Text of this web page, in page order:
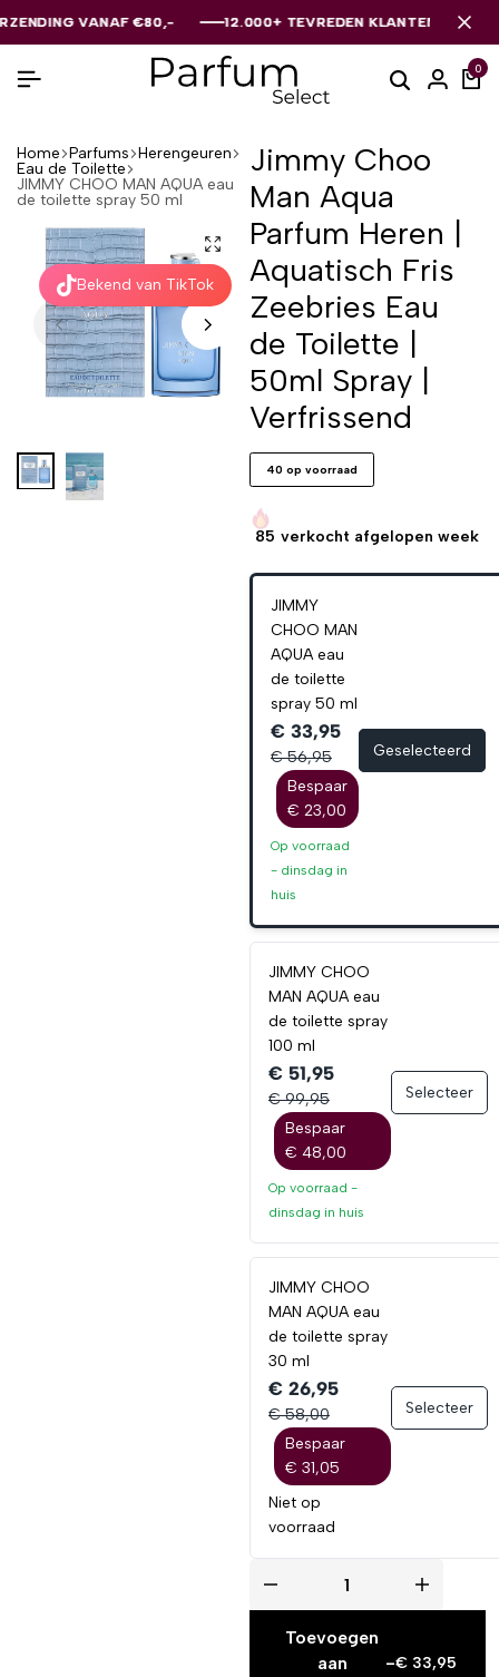
VANAF €80,- 12.000+ TEVREDEN KLANTEN
VANAF €80,- 12.000+ TEVREDEN KLANTEN
VANAF €80,- 12.000+ TEVREDEN KLANTEN
0
Home Parfums Herengeuren
Eau de Toilette
JIMMY CHOO MAN AQUA eau
de toilette spray 50 ml
Bekend van TikTok
Jimmy Choo
Man Aqua
Parfum Heren |
Aquatisch Fris
Zeebries Eau
de Toilette |
50ml Spray |
Verfrissend
40 op voorraad
85 verkocht afgelopen week
JIMMY
CHOO MAN
AQUA eau
de toilette
spray 50 ml
€ 33,95
€ 56,95
Bespaar
€ 23,00
Op voorraad
- dinsdag in
huis
Geselecteerd
JIMMY CHOO
MAN AQUA eau
de toilette spray
100 ml
€ 51,95
€ 99,95
Bespaar
€ 48,00
Op voorraad -
dinsdag in huis
Selecteer
JIMMY CHOO
MAN AQUA eau
de toilette spray
30 ml
€ 26,95
€ 58,00
Bespaar
€ 31,05
Niet op
voorraad
Selecteer
Toevoegen
aan
-€ 33,95